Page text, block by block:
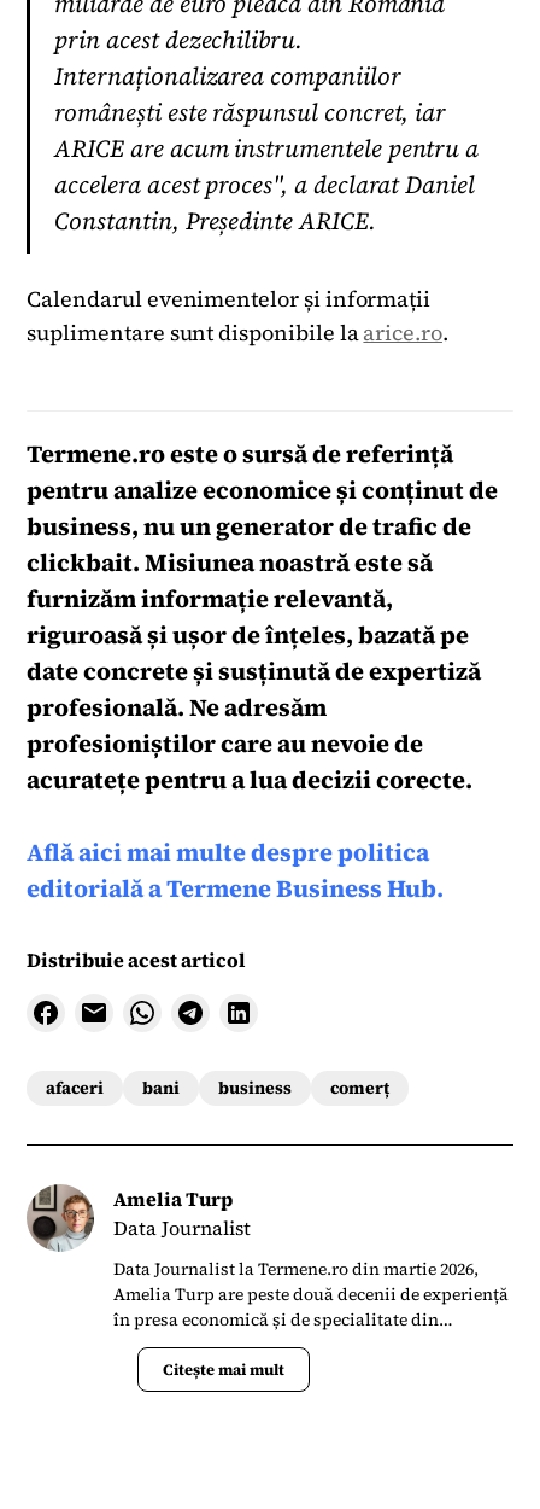
prin acest dezechilibru.
Internaționalizarea companiilor
românești este răspunsul concret, iar
ARICE are acum instrumentele pentru a
accelera acest proces", a declarat Daniel
Constantin, Președinte ARICE.
Calendarul evenimentelor și informații
suplimentare sunt disponibile laarice.ro.
Termene.roeste o sursă de referință
pentru analize economice și conținut de
business, nu un generator de trafic de
clickbait. Misiunea noastră este să
furnizăm informație relevantă,
riguroasă și ușor de înțeles, bazată pe
date concrete și susținută de expertiză
profesională. Ne adresăm
profesioniștilor care au nevoie de
acuratețe pentru a lua decizii corecte.
Află aici mai multe despre politica
editorială a Termene Business Hub.
Distribuie acest articol
afaceri bani business comerț
Amelia Turp
Data Journalist
Data Journalist la Termene.ro din martie 2026,
Amelia Turp are peste două decenii de experiență
în presa economică și de specialitate din
România. Din 2022 până în 2026 a colaborat cu
Forbes România, unde a scris articole și analize
despre piața imobiliară, construcții, farma și
Citește mai mult